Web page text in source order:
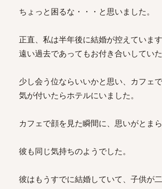
ちょっと困るな・・・と思いました。
正直、私は半年後に結婚が控えていま
遠い過去であってもお付き合いしていた
少し会う位ならいいかと思い、カフェ
気が付いたらホテルにいました。
カフェで顔を見た瞬間に、思いがとま
彼も同じ気持ちのようでした。
彼はもうすでに結婚していて、子供が二